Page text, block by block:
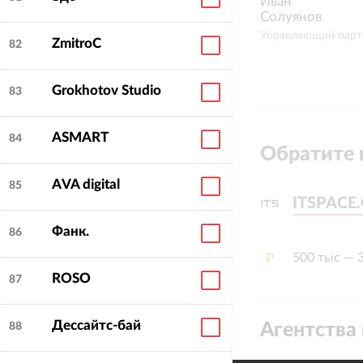
82 ZmitroC
83 Grokhotov Studio
84 ASMART
85 AVA digital
86 Фанк.
87 ROSO
88 Дессайтс-бай
Солуянов
Управляющий
Обратите
500 тыс —
Агентства